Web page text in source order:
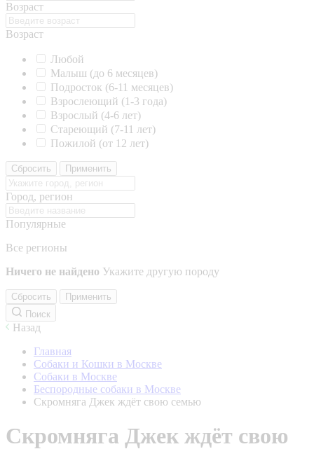
Возраст
Возраст
Любой
Малыш (до 6 месяцев)
Подросток (6-11 месяцев)
Взрослеющий (1-3 года)
Взрослый (4-6 лет)
Стареющий (7-11 лет)
Пожилой (от 12 лет)
Сбросить Применить
Город, регион
Популярные
Все регионы
Ничего не найдено Укажите другую породу
Сбросить
Применить
Поиск
Назад
Главная
Собаки и Кошки в Москве
Собаки в Москве
Беспородные собаки в Москве
Скромняга Джек ждёт свою семью
Скромняга Джек ждёт свою